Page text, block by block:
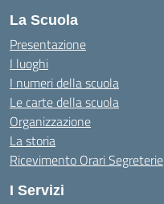
La Scuola
Presentazione
I luoghi
I numeri della scuola
Le carte della scuola
Organizzazione
La storia
Ricevimento Orari Segreterie
I Servizi